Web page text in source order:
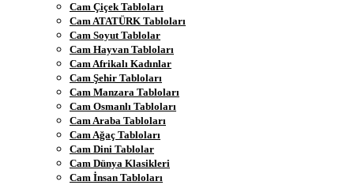
Cam Çiçek Tabloları
Cam ATATÜRK Tabloları
Cam Soyut Tablolar
Cam Hayvan Tabloları
Cam Afrikalı Kadınlar
Cam Şehir Tabloları
Cam Manzara Tabloları
Cam Osmanlı Tabloları
Cam Araba Tabloları
Cam Ağaç Tabloları
Cam Dini Tablolar
Cam Dünya Klasikleri
Cam İnsan Tabloları